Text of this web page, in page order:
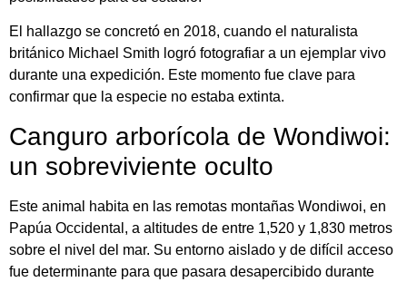
El hallazgo se concretó en 2018, cuando el naturalista
británico Michael Smith logró fotografiar a un ejemplar vivo
durante una expedición. Este momento fue clave para
confirmar que la especie no estaba extinta.
Canguro arborícola de Wondiwoi:
un sobreviviente oculto
Este animal habita en las remotas montañas Wondiwoi, en
Papúa Occidental , a altitudes de entre 1,520 y 1,830 metros
sobre el nivel del mar. Su entorno aislado y de difícil acceso
fue determinante para que pasara desapercibido durante